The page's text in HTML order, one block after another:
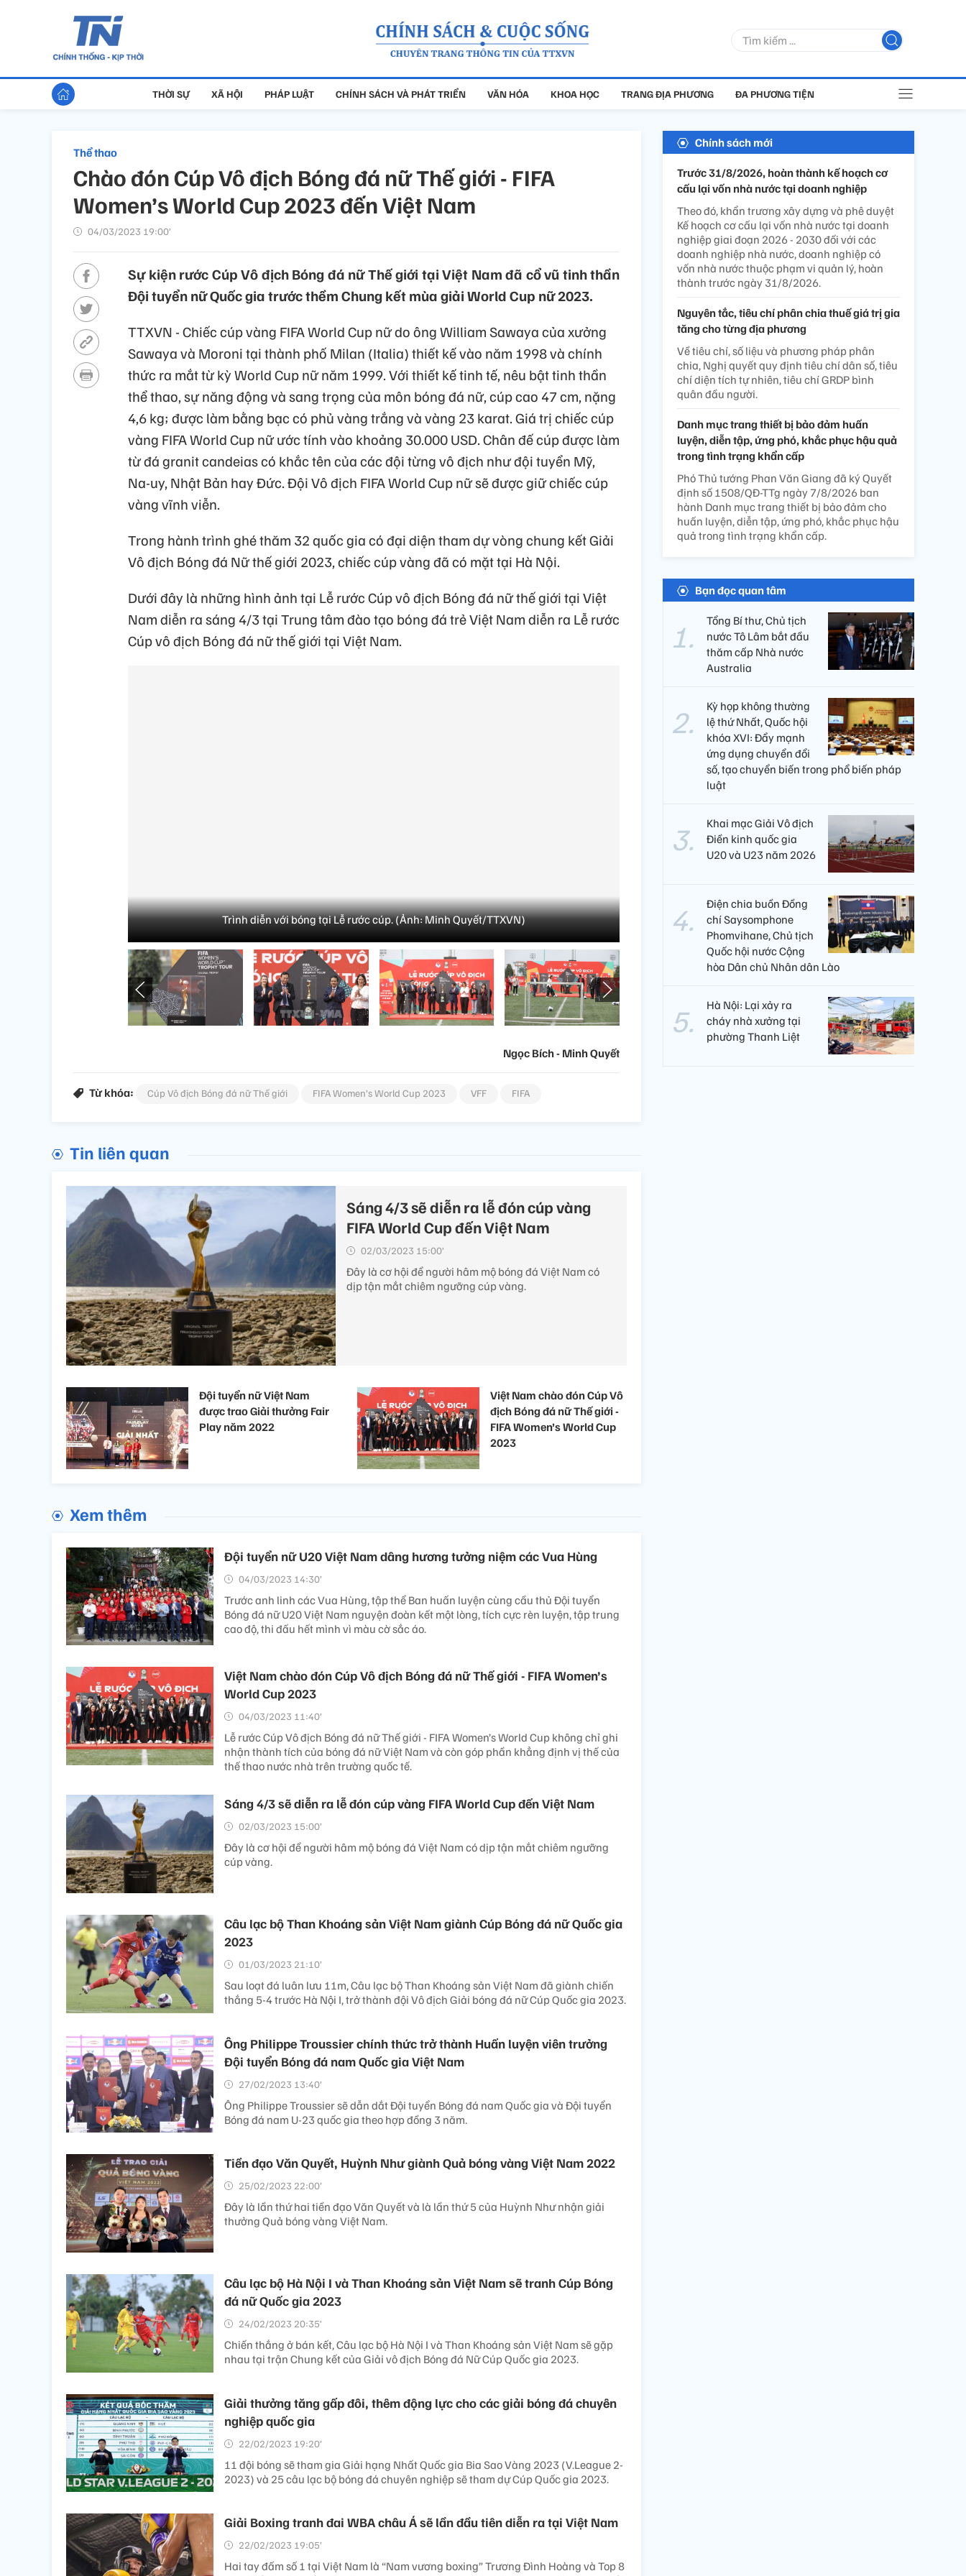
THỜI SỰ XÃ HỘI PHÁP LUẬT CHÍNH SÁCH VÀ PHÁT TRIỂN VĂN HÓA KHOA HỌC TRANG ĐỊA PHƯƠNG ĐA PHƯƠNG TIỆN
Thể thao
Chào đón Cúp Vô địch Bóng đá nữ Thế giới - FIFA
Women’s World Cup 2023 đến Việt Nam
04/03/2023 19:00’
Sự kiện rước Cúp Vô địch Bóng đá nữ Thế giới tại Việt Nam đã cổ vũ tinh thần
Đội tuyển nữ Quốc gia trước thềm Chung kết mùa giải World Cup nữ 2023.
TTXVN - Chiếc cúp vàng FIFA World Cup nữ do ông William Sawaya của xưởng
Sawaya và Moroni tại thành phố Milan (Italia) thiết kế vào năm 1998 và chính
thức ra mắt từ kỳ World Cup nữ năm 1999. Với thiết kế tinh tế, nêu bật tinh thần
thể thao, sự năng động và sang trọng của môn bóng đá nữ, cúp cao 47 cm, nặng
4,6 kg; được làm bằng bạc có phủ vàng trắng và vàng 23 karat. Giá trị chiếc cúp
vàng FIFA World Cup nữ ước tính vào khoảng 30.000 USD. Chân đế cúp được làm
từ đá granit candeias có khắc tên của các đội từng vô địch như đội tuyển Mỹ,
Na-uy, Nhật Bản hay Đức. Đội Vô địch FIFA World Cup nữ sẽ được giữ chiếc cúp
vàng vĩnh viễn.
Trong hành trình ghé thăm 32 quốc gia có đại diện tham dự vòng chung kết Giải
Vô địch Bóng đá Nữ thế giới 2023, chiếc cúp vàng đã có mặt tại Hà Nội.
Dưới đây là những hình ảnh tại Lễ rước Cúp vô địch Bóng đá nữ thế giới tại Việt
Nam diễn ra sáng 4/3 tại Trung tâm đào tạo bóng đá trẻ Việt Nam diễn ra Lễ rước
Cúp vô địch Bóng đá nữ thế giới tại Việt Nam.
Trình diễn với bóng tại Lễ rước cúp. (Ảnh: Minh Quyết/TTXVN)
Ngọc Bích - Minh Quyết
Từ khóa: Cúp Vô địch Bóng đá nữ Thế giới FIFA Women’s World Cup 2023 VFF FIFA
Tin liên quan
Sáng 4/3 sẽ diễn ra lễ đón cúp vàng
FIFA World Cup đến Việt Nam
02/03/2023 15:00’
Đây là cơ hội để người hâm mộ bóng đá Việt Nam có
dịp tận mắt chiêm ngưỡng cúp vàng.
Đội tuyển nữ Việt Nam
được trao Giải thưởng Fair
Play năm 2022
Việt Nam chào đón Cúp Vô
địch Bóng đá nữ Thế giới -
FIFA Women’s World Cup
2023
Xem thêm
Đội tuyển nữ U20 Việt Nam dâng hương tưởng niệm các Vua Hùng
04/03/2023 14:30’
Trước anh linh các Vua Hùng, tập thể Ban huấn luyện cùng cầu thủ Đội tuyển
Bóng đá nữ U20 Việt Nam nguyện đoàn kết một lòng, tích cực rèn luyện, tập trung
cao độ, thi đấu hết mình vì màu cờ sắc áo.
Việt Nam chào đón Cúp Vô địch Bóng đá nữ Thế giới - FIFA Women’s
World Cup 2023
04/03/2023 11:40’
Lễ rước Cúp Vô địch Bóng đá nữ Thế giới - FIFA Women’s World Cup không chỉ ghi
nhận thành tích của bóng đá nữ Việt Nam và còn góp phần khẳng định vị thế của
thế thao nước nhà trên trường quốc tế.
Sáng 4/3 sẽ diễn ra lễ đón cúp vàng FIFA World Cup đến Việt Nam
02/03/2023 15:00’
Đây là cơ hội để người hâm mộ bóng đá Việt Nam có dịp tận mắt chiêm ngưỡng
cúp vàng.
Câu lạc bộ Than Khoáng sản Việt Nam giành Cúp Bóng đá nữ Quốc gia
2023
01/03/2023 21:10’
Sau loạt đá luân lưu 11m, Câu lạc bộ Than Khoáng sản Việt Nam đã giành chiến
thắng 5-4 trước Hà Nội I, trở thành đội Vô địch Giải bóng đá nữ Cúp Quốc gia 2023.
Ông Philippe Troussier chính thức trở thành Huấn luyện viên trưởng
Đội tuyển Bóng đá nam Quốc gia Việt Nam
27/02/2023 13:40’
Ông Philippe Troussier sẽ dẫn dắt Đội tuyển Bóng đá nam Quốc gia và Đội tuyển
Bóng đá nam U-23 quốc gia theo hợp đồng 3 năm.
Tiền đạo Văn Quyết, Huỳnh Như giành Quả bóng vàng Việt Nam 2022
25/02/2023 22:00’
Đây là lần thứ hai tiền đạo Văn Quyết và là lần thứ 5 của Huỳnh Như nhận giải
thưởng Quả bóng vàng Việt Nam.
Câu lạc bộ Hà Nội I và Than Khoáng sản Việt Nam sẽ tranh Cúp Bóng
đá nữ Quốc gia 2023
24/02/2023 20:35’
Chiến thắng ở bán kết, Câu lạc bộ Hà Nội I và Than Khoáng sản Việt Nam sẽ gặp
nhau tại trận Chung kết của Giải vô địch Bóng đá Nữ Cúp Quốc gia 2023.
Giải thưởng tăng gấp đôi, thêm động lực cho các giải bóng đá chuyên
nghiệp quốc gia
22/02/2023 19:20’
11 đội bóng sẽ tham gia Giải hạng Nhất Quốc gia Bia Sao Vàng 2023 (V.League 2-
2023) và 25 câu lạc bộ bóng đá chuyên nghiệp sẽ tham dự Cúp Quốc gia 2023.
Giải Boxing tranh đai WBA châu Á sẽ lần đầu tiên diễn ra tại Việt Nam
22/02/2023 19:05’
Hai tay đấm số 1 tại Việt Nam là “Nam vương boxing” Trương Đình Hoàng và Top 8
Chính sách mới
Trước 31/8/2026, hoàn thành kế hoạch cơ
cấu lại vốn nhà nước tại doanh nghiệp
Theo đó, khẩn trương xây dựng và phê duyệt
Kế hoạch cơ cấu lại vốn nhà nước tại doanh
nghiệp giai đoạn 2026 - 2030 đối với các
doanh nghiệp nhà nước, doanh nghiệp có
vốn nhà nước thuộc phạm vi quản lý, hoàn
thành trước ngày 31/8/2026.
Nguyên tắc, tiêu chí phân chia thuế giá trị gia
tăng cho từng địa phương
Về tiêu chí, số liệu và phương pháp phân
chia, Nghị quyết quy định tiêu chí dân số, tiêu
chí diện tích tự nhiên, tiêu chí GRDP bình
quân đầu người.
Danh mục trang thiết bị bảo đảm huấn
luyện, diễn tập, ứng phó, khắc phục hậu quả
trong tình trạng khẩn cấp
Phó Thủ tướng Phan Văn Giang đã ký Quyết
định số 1508/QĐ-TTg ngày 7/8/2026 ban
hành Danh mục trang thiết bị bảo đảm cho
huấn luyện, diễn tập, ứng phó, khắc phục hậu
quả trong tình trạng khẩn cấp.
Bạn đọc quan tâm
Tổng Bí thư, Chủ tịch
nước Tô Lâm bắt đầu
thăm cấp Nhà nước
Australia
Kỳ họp không thường
lệ thứ Nhất, Quốc hội
khóa XVI: Đẩy mạnh
ứng dụng chuyển đổi
số, tạo chuyển biến trong phổ biến pháp
luật
Khai mạc Giải Vô địch
Điền kinh quốc gia
U20 và U23 năm 2026
Điện chia buồn Đồng
chí Saysomphone
Phomvihane, Chủ tịch
Quốc hội nước Cộng
hòa Dân chủ Nhân dân Lào
Hà Nội: Lại xảy ra
cháy nhà xưởng tại
phường Thanh Liệt